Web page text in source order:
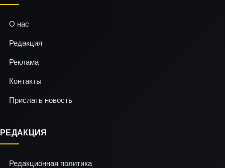
О нас
Редакция
Реклама
Контакты
Прислать новость
РЕДАКЦИЯ
Редакционная политика